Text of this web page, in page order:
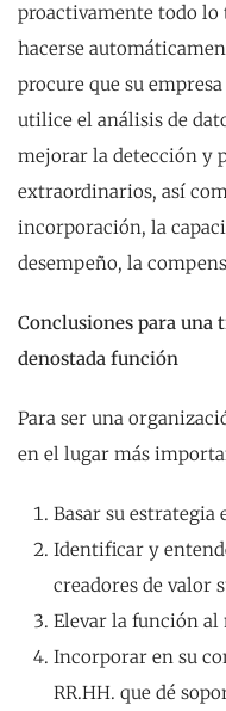
proactivamente todo lo
hacerse
procure que su
utilice el análisis de
mejorar la detección y
extraordinarios, así
incorporación, la
desempeño, la
Conclusiones para una
denostada función
Para ser una
en el lugar más
Basar su estrategia
Identificar y
creadores de valor
Elevar la función
Incorporar en su
RR.HH. que dé